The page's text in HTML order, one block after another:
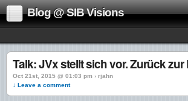
Blog @ SIB Visions
Talk: JVx stellt sich vor. Zurück zur
Oct 21st, 2015 @ 01:03 pm › rjahn
↓ Leave a comment